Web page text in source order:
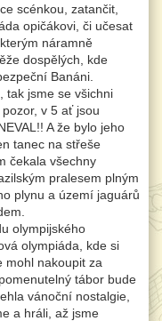
scénkou, zatančit,
opičákovi, či učesat
náramně
dospělých, kde
Banáni.
tak jsme se všichni
v 5 ať jsou
A že bylo jeho
tanec na střeše
čekala všechny
pralesem plným
plynu a území jaguárů
olympijského
olympiáda, kde si
mohl nakoupit za
tábor bude
vánoční nostalgie,
a hráli, až jsme